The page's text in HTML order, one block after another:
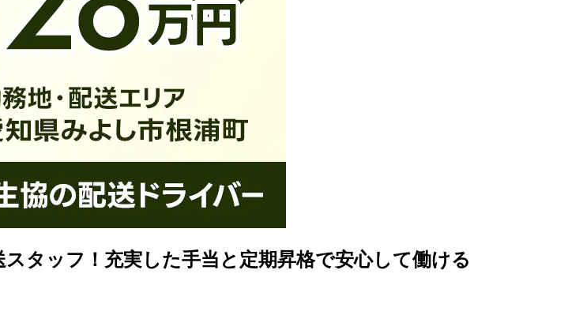
タッフ！充実した手当と定期昇格で安心して働ける